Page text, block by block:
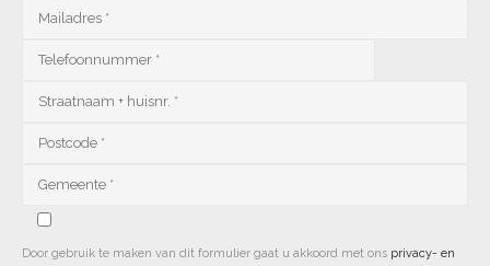
Door gebruik te maken van dit formulier gaat u akkoord met ons privacy- en